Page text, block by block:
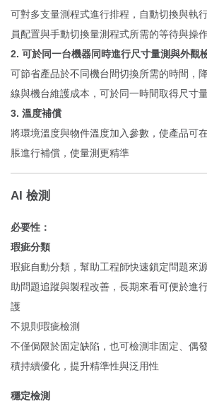
可對多支量測程式進行排程，自動切換與執
員配置與手動切換量測程式所需的等待與操
2. 可於同一台機器同時進行尺寸量測與外觀
可節省產品於不同機台間切換所需的時間，
線與機台維護成本，可於同一時間取得尺寸
3. 溫度補償
將環境溫度與物件溫度加入參數，使產品可
脹進行補償，使量測更精準
AI 檢測
必要性：
瑕疵分類
瑕疵自動分類，幫助工程師快速鎖定問題來
助問題追蹤與製程改善，長期來看可便於進
護
不規則瑕疵檢測
不僅侷限於固定缺陷，也可檢測非固定、偶
積持續優化，提升精準性與泛用性
穩定檢測